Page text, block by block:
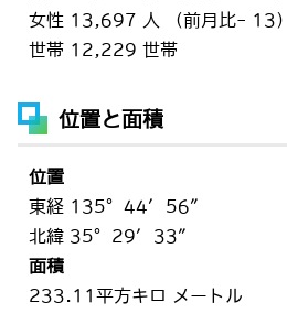
女性 13,697 人 （前月比- 13）
世帯 12,229 世帯
位置と面積
位置
東経 135°44′56″
北緯 35°29′33″
面積
233.11平方キロ メートル